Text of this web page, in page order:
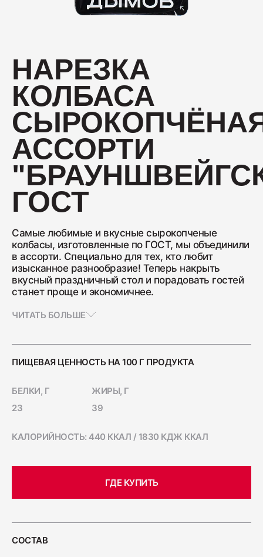
Нарезка Сервелат "Кремлёвский"
110
Нарезка Индейка варёно-копчёная
70
Колбаса сырокопчёная Сальчичон
260
Ветчина "Для тостов"
1700
Колбаса сырокопчёная "Зернистая"
Ветчина "С окороком"
НАРЕЗКА
КОЛБАСА
АССОРТИ
ГОСТ
Самые любимые и вкусные сырокопченые
колбасы, изготовленные по ГОСТ, мы объединили
в ассорти. Специально для тех, кто любит
изысканное разнообразие! Теперь накрыть
вкусный праздничный стол и порадовать гостей
станет проще и экономичнее.
ЧИТАТЬ БОЛЬШЕ
ПИЩЕВАЯ ЦЕННОСТЬ НА 100 Г ПРОДУКТА
БЕЛКИ, Г
23
ЖИРЫ, Г
39
КАЛОРИЙНОСТЬ: 440 ККАЛ / 1830 КДЖ ККАЛ
ГДЕ КУПИТЬ
СОСТАВ